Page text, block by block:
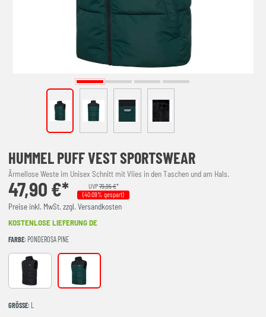
HUMMEL PUFF VEST SPORTSWEAR
Ärmellose Weste im Unisex Schnitt mit Vlies in den Taschen und am Hals.
47,90 €* UVP79,95 €*
(40.09% gespart)
Preise inkl. MwSt. zzgl. Versandkosten
KOSTENLOSE LIEFERUNG DE
FARBE: PONDEROSA PINE
Black
GRÖSSE : L